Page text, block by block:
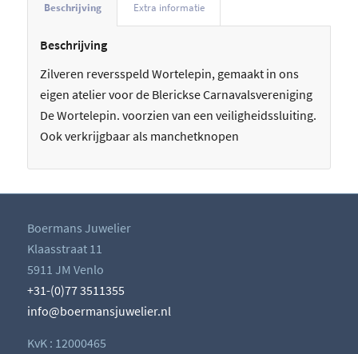
Beschrijving Extra informatie
Beschrijving
Zilveren reversspeld Wortelepin, gemaakt in ons
eigen atelier voor de Blerickse Carnavalsvereniging
De Wortelepin. voorzien van een veiligheidssluiting.
Ook verkrijgbaar als manchetknopen
Boermans Juwelier
Klaasstraat 11
5911 JM Venlo
+31-(0)77 3511355
info@boermansjuwelier.nl
KvK : 12000465